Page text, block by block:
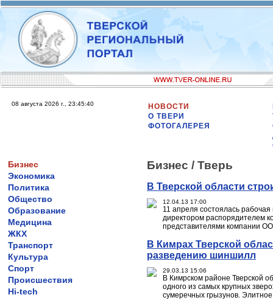
08 августа 2026 г., 23:45:40
НОВОСТИ
О ТВЕРИ
ФОТОГАЛЕРЕЯ
Бизнес
Экономика
Политика
Общество
Образование
Медицина
ЖКХ
Транспорт
Культура
Спорт
Происшествия
Hi-tech
Бизнес / Тверь
В Тверской области
12.04.13 17:00
11 апреля состоялась
директором распорядителем
представителями компании
В Кимрах Тверской
разведению шиншилл
29.03.13 15:06
В Кимрском районе Тверской
одного из самых крупных
сумеречных грызунов.